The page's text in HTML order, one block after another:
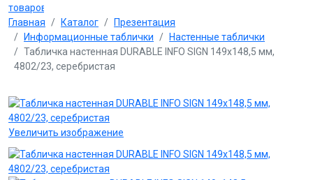
товаров
Главная Каталог
Презентация
Информационные таблички
Настенные таблички
Табличка настенная DURABLE INFO SIGN 149х148,5 мм,
4802/23, серебристая
Увеличить изображение